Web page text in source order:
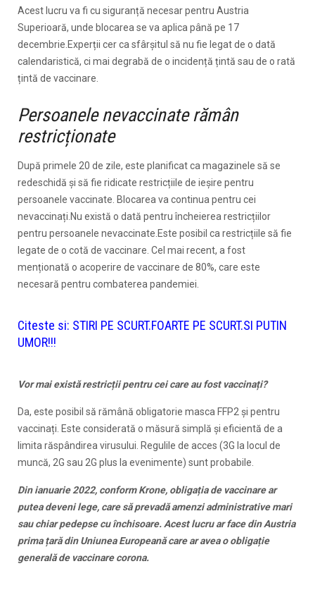
Acest lucru va fi cu siguranță necesar pentru Austria
Superioară, unde blocarea se va aplica până pe 17
decembrie.Experții cer ca sfârșitul să nu fie legat de o dată
calendaristică, ci mai degrabă de o incidență țintă sau de o rată
țintă de vaccinare.
Persoanele nevaccinate rămân
restricționate
După primele 20 de zile, este planificat ca magazinele să se
redeschidă și să fie ridicate restricțiile de ieșire pentru
persoanele vaccinate. Blocarea va continua pentru cei
nevaccinați.Nu există o dată pentru încheierea restricțiilor
pentru persoanele nevaccinate.Este posibil ca restricțiile să fie
legate de o cotă de vaccinare. Cel mai recent, a fost
menționată o acoperire de vaccinare de 80%, care este
necesară pentru combaterea pandemiei.
Citeste si: STIRI PE SCURT.FOARTE PE SCURT.SI PUTIN
UMOR!!!
Vor mai există restricții pentru cei care au fost vaccinați?
Da, este posibil să rămână obligatorie masca FFP2 și pentru
vaccinați. Este considerată o măsură simplă și eficientă de a
limita răspândirea virusului. Regulile de acces (3G la locul de
muncă, 2G sau 2G plus la evenimente) sunt probabile.
Din ianuarie 2022, conform Krone, obligația de vaccinare ar
putea deveni lege, care să prevadă amenzi administrative mari
sau chiar pedepse cu închisoare. Acest lucru ar face din Austria
prima țară din Uniunea Europeană care ar avea o obligație
generală de vaccinare corona.